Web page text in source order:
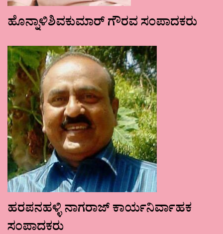
ಹೊನ್ನಾಳಿಶಿವಕುಮಾರ್ ಗೌರವ ಸಂಪಾದಕರು
ಹರಪನಹಳ್ಳಿ ನಾಗರಾಜ್ ಕಾರ್ಯನಿರ್ವಾಹಕ
ಸಂಪಾದಕರು